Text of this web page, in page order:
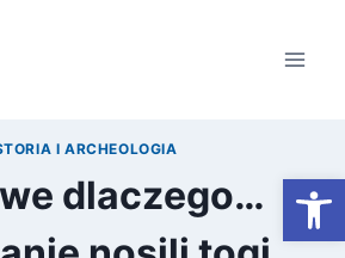
I ARCHEOLOGIA
dlaczego…